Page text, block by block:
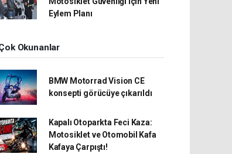
Eylem Planı
Okunanlar
BMW Motorrad Vision CE
konsepti görücüye çıkarıldı
Kapalı Otoparkta Feci Kaza:
Motosiklet ve Otomobil Kafa
Kafaya Çarpıştı!